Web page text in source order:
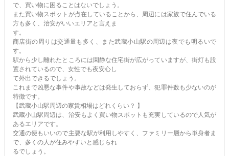
で、買い物に困ることはないでしょう。
また買い物スポットが点在していることから、周辺には家族で住んでいる
方も多く、治安がいいエリアと言えま
す。
商店街の周りは交通量も多く、また武蔵小山駅の周辺は夜でも明るいで
す。
駅から少し離れたところには閑静な住宅街が広がっていますが、街灯も設
置されているので、女性でも夜安心し
て外出できるでしょう。
これまで凶悪な事件や事故などは発生しておらず、犯罪件数も少ないのが
特徴です。
【武蔵小山駅周辺の家賃相場はどれくらい？ 】
武蔵小山駅周辺は、治安もよく買い物スポットも充実しているので人気が
あるエリアです。
交通の便もいいので主要な駅が利用しやすく、ファミリー層から単身者ま
で、多くの人が住みやすいと感じられ
るでしょう。